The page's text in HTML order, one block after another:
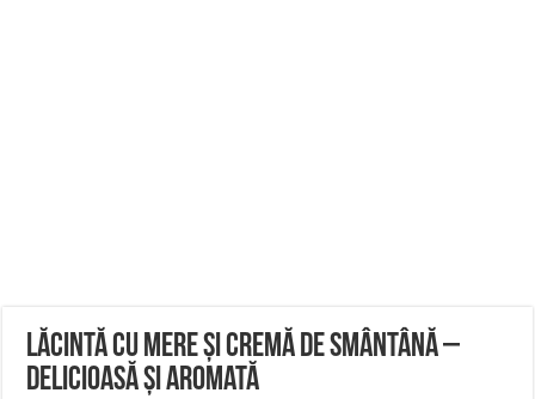
lăcintă cu Mere și Cremă de Smântână –
Delicioasă și Aromată